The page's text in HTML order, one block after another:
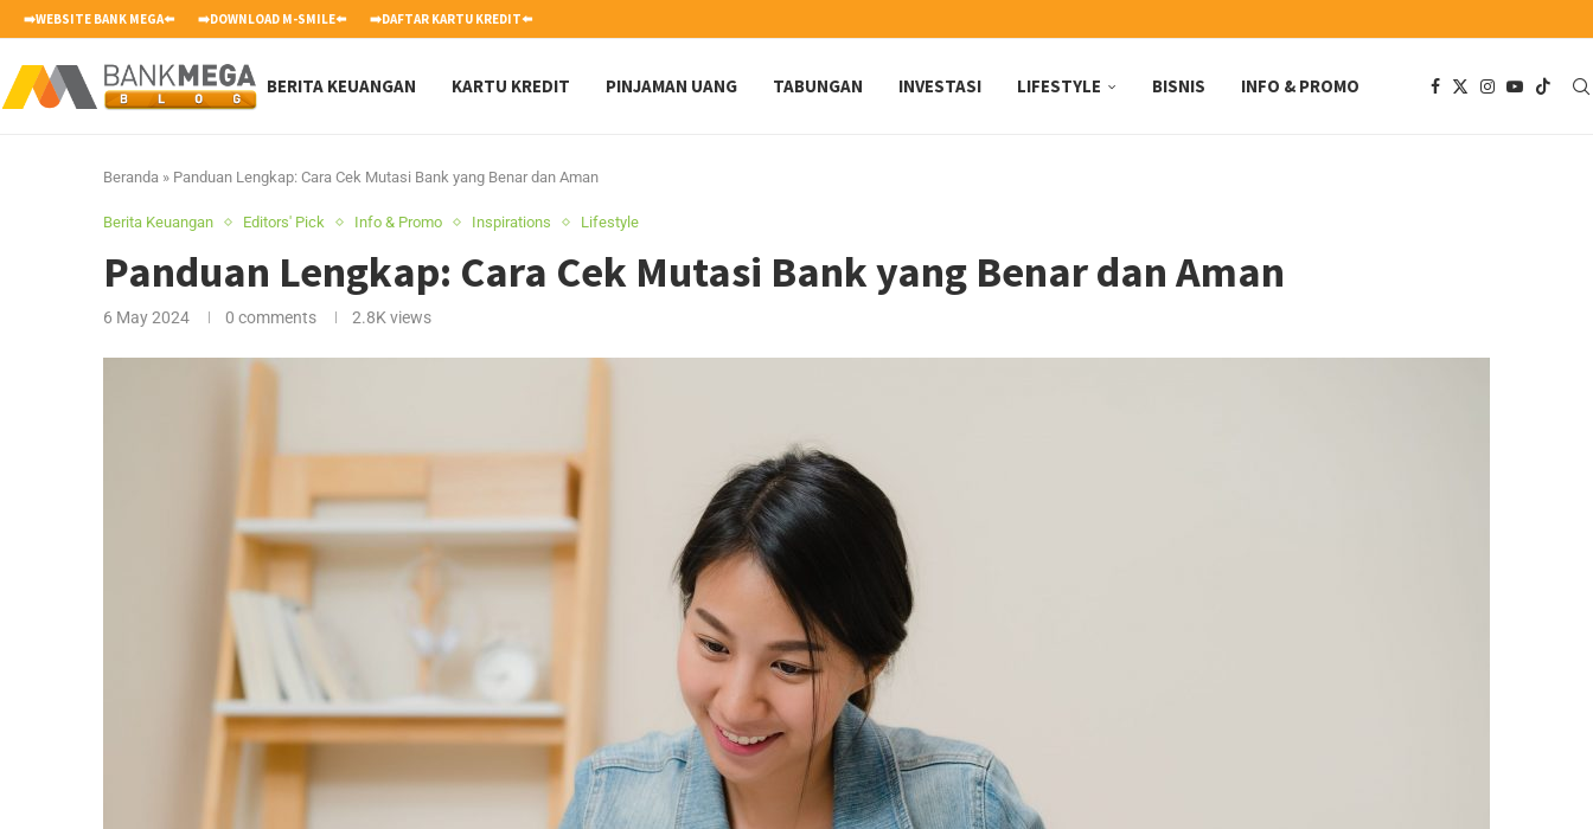
➡️WEBSITE BANK MEGA⬅️ ➡️DOWNLOAD M-SMILE⬅️ ➡️DAFTAR KARTU KREDIT⬅️
BERITA KEUANGAN KARTU KREDIT PINJAMAN UANG TABUNGAN INVESTASI LIFESTYLE BISNIS INFO & PROMO
Beranda » Panduan Lengkap: Cara Cek Mutasi Bank yang Benar dan Aman
Berita Keuangan Editors' Pick Info & Promo Inspirations Lifestyle
Panduan Lengkap: Cara Cek Mutasi Bank yang Benar dan Aman
6 May 2024 0 comments 2.8K views